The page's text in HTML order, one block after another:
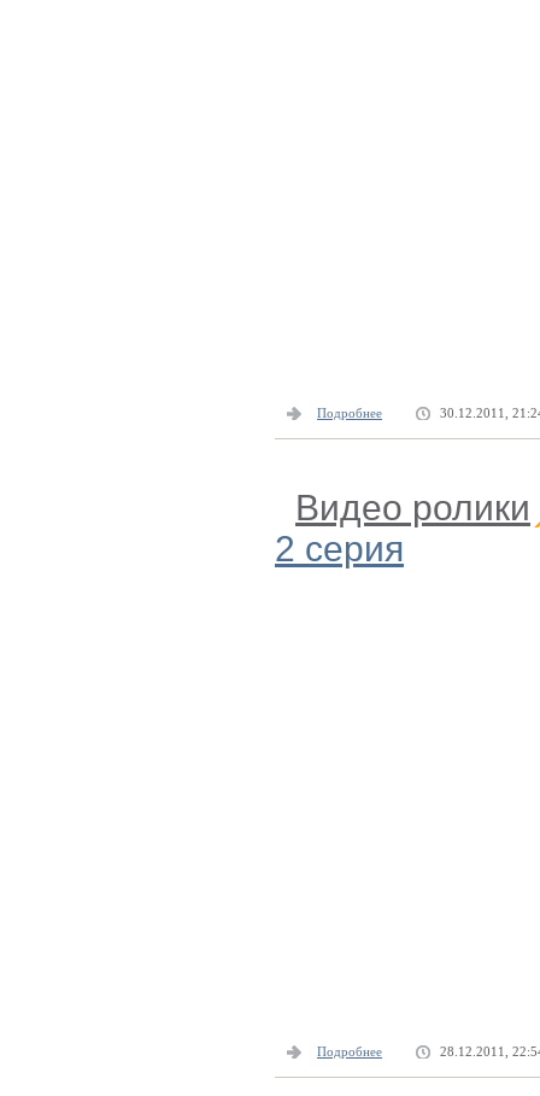
Подробнее 30.12.2011,
Видео ролики
2 серия
Подробнее 28.12.2011,